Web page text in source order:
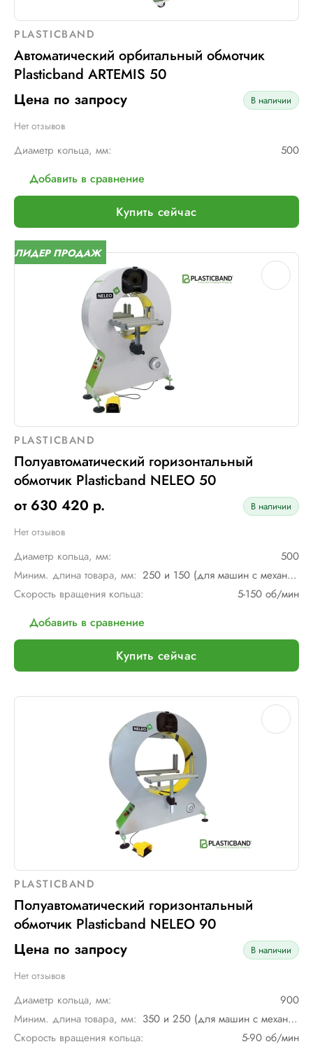
PLASTICBAND
Автоматический орбитальный обмотчик
Plasticband ARTEMIS 50
Цена по запросу
В наличии
Нет отзывов
Диаметр кольца, мм: 500
Добавить в сравнение
Купить сейчас
ЛИДЕР ПРОДАЖ
PLASTICBAND
Полуавтоматический горизонтальный
обмотчик Plasticband NELEO 50
от 630 420 р.
В наличии
Нет отзывов
Диаметр кольца, мм:
500
Миним. длина товара, мм:
250 и 150 (для машин с механическим мостом)
Скорость вращения кольца:
5-150 об/мин
Добавить в сравнение
Купить сейчас
PLASTICBAND
Полуавтоматический горизонтальный
обмотчик Plasticband NELEO 90
Цена по запросу
В наличии
Нет отзывов
Диаметр кольца, мм:
900
Миним. длина товара, мм:
350 и 250 (для машин с механическим мостом)
Скорость вращения кольца:
5-90 об/мин